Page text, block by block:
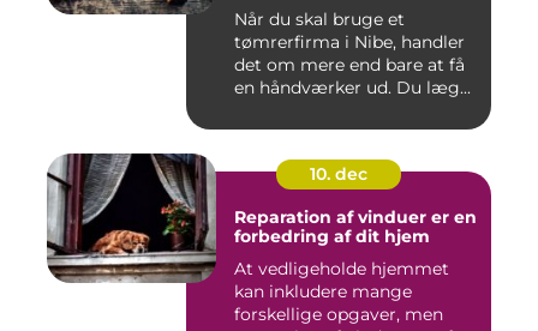
Når du skal bruge et
tømrerfirma i Nibe, handler
det om mere end bare at få
en håndværker ud. Du læg...
10. dec
Reparation af vinduer er en
forbedring af dit hjem
At vedligeholde hjemmet
kan inkludere mange
forskellige opgaver, men